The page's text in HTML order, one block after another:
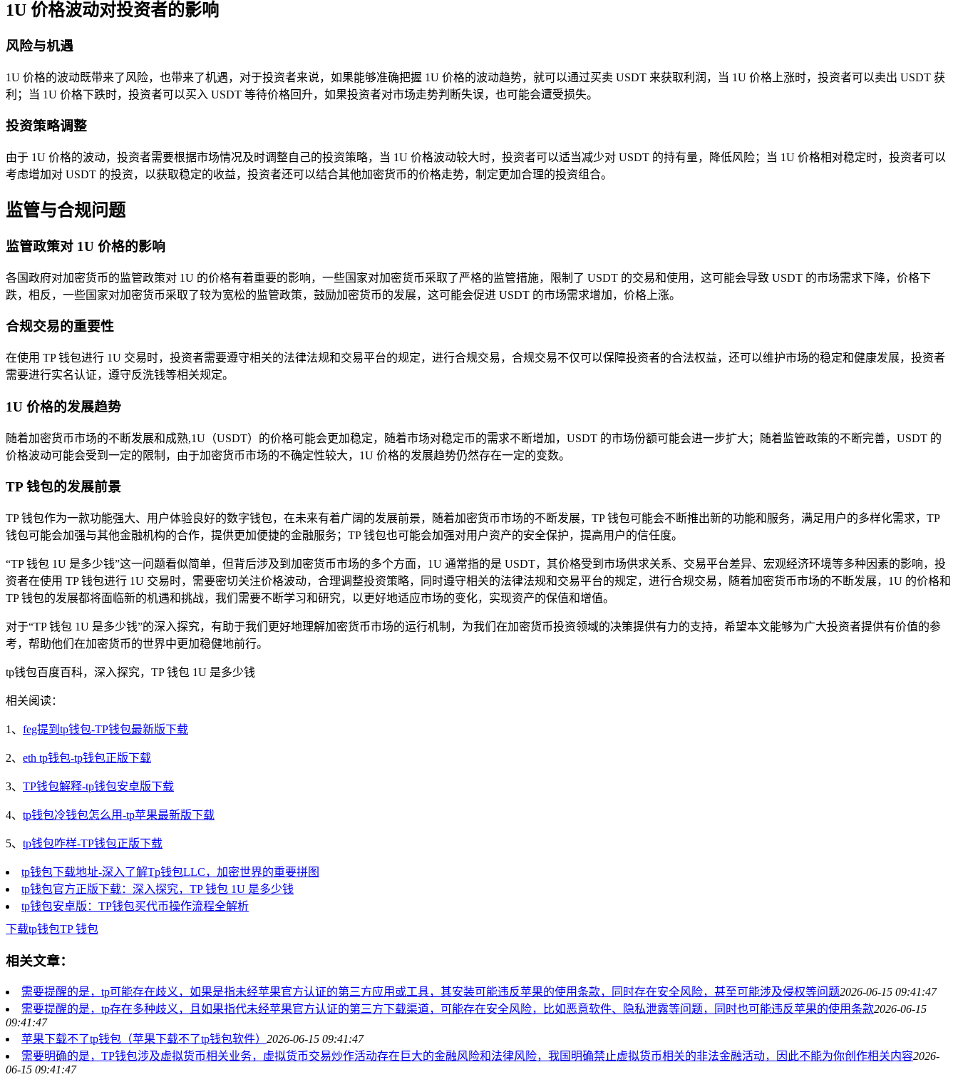
1U 价格波动对投资者的影响
风险与机遇
1U 价格的波动既带来了风险，也带来了机遇，对于投资者来说，如果能够准确把握 1U 价格的波动趋势，就可以通过买卖 USDT 来获取利润，当 1U 价格上涨时，投资者可以卖出 USDT 获
利；当 1U 价格下跌时，投资者可以买入 USDT 等待价格回升，如果投资者对市场走势判断失误，也可能会遭受损失。
投资策略调整
由于 1U 价格的波动，投资者需要根据市场情况及时调整自己的投资策略，当 1U 价格波动较大时，投资者可以适当减少对 USDT 的持有量，降低风险；当 1U 价格相对稳定时，投资者可以
考虑增加对 USDT 的投资，以获取稳定的收益，投资者还可以结合其他加密货币的价格走势，制定更加合理的投资组合。
监管与合规问题
监管政策对 1U 价格的影响
各国政府对加密货币的监管政策对 1U 的价格有着重要的影响，一些国家对加密货币采取了严格的监管措施，限制了 USDT 的交易和使用，这可能会导致 USDT 的市场需求下降，价格下
跌，相反，一些国家对加密货币采取了较为宽松的监管政策，鼓励加密货币的发展，这可能会促进 USDT 的市场需求增加，价格上涨。
合规交易的重要性
在使用 TP 钱包进行 1U 交易时，投资者需要遵守相关的法律法规和交易平台的规定，进行合规交易，合规交易不仅可以保障投资者的合法权益，还可以维护市场的稳定和健康发展，投资者
需要进行实名认证，遵守反洗钱等相关规定。
1U 价格的发展趋势
随着加密货币市场的不断发展和成熟,1U（USDT）的价格可能会更加稳定，随着市场对稳定币的需求不断增加，USDT 的市场份额可能会进一步扩大；随着监管政策的不断完善，USDT 的
价格波动可能会受到一定的限制，由于加密货币市场的不确定性较大，1U 价格的发展趋势仍然存在一定的变数。
TP 钱包的发展前景
TP 钱包作为一款功能强大、用户体验良好的数字钱包，在未来有着广阔的发展前景，随着加密货币市场的不断发展，TP 钱包可能会不断推出新的功能和服务，满足用户的多样化需求，TP
钱包可能会加强与其他金融机构的合作，提供更加便捷的金融服务；TP 钱包也可能会加强对用户资产的安全保护，提高用户的信任度。
“TP 钱包 1U 是多少钱”这一问题看似简单，但背后涉及到加密货币市场的多个方面，1U 通常指的是 USDT，其价格受到市场供求关系、交易平台差异、宏观经济环境等多种因素的影响，投
资者在使用 TP 钱包进行 1U 交易时，需要密切关注价格波动，合理调整投资策略，同时遵守相关的法律法规和交易平台的规定，进行合规交易，随着加密货币市场的不断发展，1U 的价格和
TP 钱包的发展都将面临新的机遇和挑战，我们需要不断学习和研究，以更好地适应市场的变化，实现资产的保值和增值。
对于“TP 钱包 1U 是多少钱”的深入探究，有助于我们更好地理解加密货币市场的运行机制，为我们在加密货币投资领域的决策提供有力的支持，希望本文能够为广大投资者提供有价值的参
考，帮助他们在加密货币的世界中更加稳健地前行。
tp钱包百度百科，深入探究，TP 钱包 1U 是多少钱
相关阅读：
1、 feg提到tp钱包-TP钱包最新版下载
2、 eth tp钱包-tp钱包正版下载
3、 TP钱包解释-tp钱包安卓版下载
4、 tp钱包冷钱包怎么用-tp苹果最新版下载
5、 tp钱包咋样-TP钱包正版下载
tp钱包下载地址-深入了解Tp钱包LLC，加密世界的重要拼图
tp钱包官方正版下载：深入探究，TP 钱包 1U 是多少钱
tp钱包安卓版：TP钱包买代币操作流程全解析
下载tp钱包TP 钱包
相关文章：
需要提醒的是，tp可能存在歧义，如果是指未经苹果官方认证的第三方应用或工具，其安装可能违反苹果的使用条款，同时存在安全风险，甚至可能涉及侵权等问题2026-06-15 09:41:47
需要提醒的是，tp存在多种歧义，且如果指代未经苹果官方认证的第三方下载渠道，可能存在安全风险，比如恶意软件、隐私泄露等问题，同时也可能违反苹果的使用条款2026-06-15
09:41:47
苹果下载不了tp钱包（苹果下载不了tp钱包软件） 2026-06-15 09:41:47
需要明确的是，TP钱包涉及虚拟货币相关业务，虚拟货币交易炒作活动存在巨大的金融风险和法律风险，我国明确禁止虚拟货币相关的非法金融活动，因此不能为你创作相关内容2026-
06-15 09:41:47